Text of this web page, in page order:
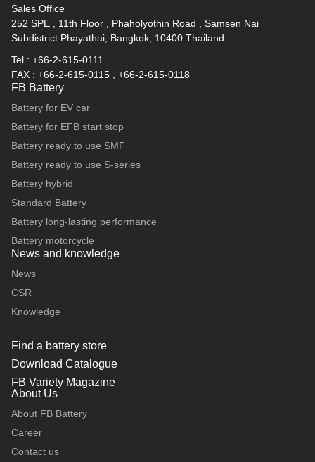
Sales Office
252 SPE , 11th Floor , Phaholyothin Road , Samsen Nai
Subdistrict Phayathai, Bangkok, 10400 Thailand
Tel : +66-2-615-0111
FAX : +66-2-615-0115 , +66-2-615-0118
FB Battery
Battery for EV car
Battery for EFB start stop
Battery ready to use SMF
Battery ready to use S-series
Battery hybrid
Standard Battery
Battery long-lasting performance
Battery motorcycle
News and knowledge
News
CSR
Knowledge
Find a battery store
Download Catalogue
FB Variety Magazine
About Us
About FB Battery
Career
Contact us